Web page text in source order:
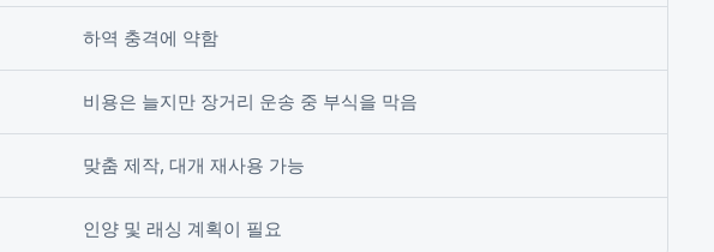
하역 충격에 약함
비용은 늘지만 장거리 운송 중 부식을 막음
맞춤 제작, 대개 재사용 가능
인양 및 래싱 계획이 필요